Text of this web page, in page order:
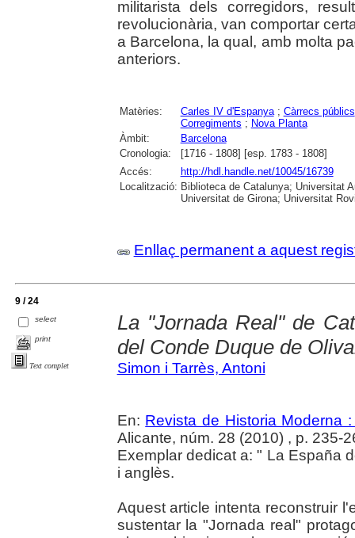
militarista dels corregidors,
revolucionària, van comportar
a Barcelona, la qual, amb molta
anteriors.
Matèries: Carles IV d'Espanya; Càrrecs públics
Corregiments ; Nova Planta
Àmbit:
Barcelona
Cronologia:
[1716 - 1808] [esp. 1783 - 1808]
Accés:
http://hdl.handle.net/10045/16739
Localització: Biblioteca de Catalunya; Universitat
Universitat de Girona; Universitat
Enllaç permanent a aquest
9 / 24
select
print
Text complet
La "Jornada Real" de
del Conde Duque de
Simon i Tarrès, Antoni
En: Revista de Historia Moderna
Alicante, núm. 28 (2010) , p. 235-
Exemplar dedicat a: " La España
i anglès.
Aquest article intenta reconstruir
sustentar la "Jornada real"